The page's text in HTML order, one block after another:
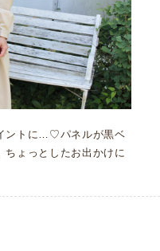
ントに…♡パネルが黒ベ
ちょっとしたお出かけに